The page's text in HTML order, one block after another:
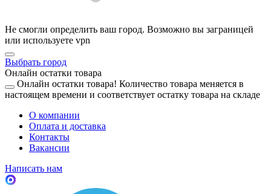
Не смогли определить ваш город. Возможно вы заграницей
или используете vpn
Выбрать город
Онлайн остатки товара
Онлайн остатки товара! Количество товара меняется в
настоящем времени и соответствует остатку товара на складе
О компании
Оплата и доставка
Контакты
Вакансии
Написать нам